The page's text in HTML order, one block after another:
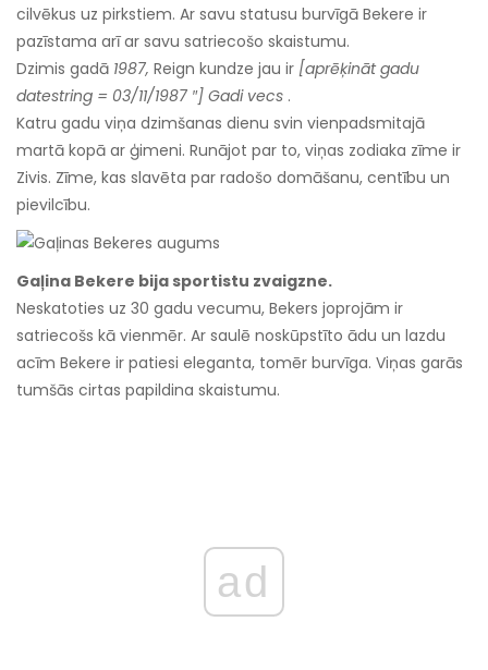
cilvēkus uz pirkstiem. Ar savu statusu burvīgā Bekere ir
pazīstama arī ar savu satriecošo skaistumu.
Dzimis gadā 1987, Reign kundze jau ir [aprēķināt gadu
datestring = 03/11/1987 ″] Gadi vecs .
Katru gadu viņa dzimšanas dienu svin vienpadsmitajā
martā kopā ar ģimeni. Runājot par to, viņas zodiaka zīme ir
Zivis. Zīme, kas slavēta par radošo domāšanu, centību un
pievilcību.
Gaļina Bekere bija sportistu zvaigzne.
Neskatoties uz 30 gadu vecumu, Bekers joprojām ir
satriecošs kā vienmēr. Ar saulē noskūpstīto ādu un lazdu
acīm Bekere ir patiesi eleganta, tomēr burvīga. Viņas garās
tumšās cirtas papildina skaistumu.
ad